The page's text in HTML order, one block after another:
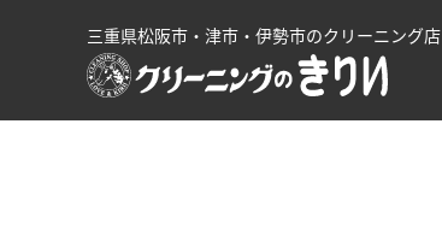
三重県松阪市・津市・伊勢市のクリーニング店